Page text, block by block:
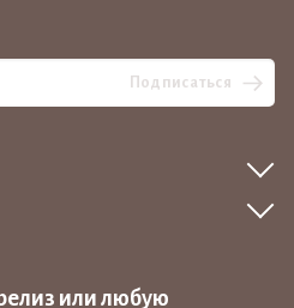
Подписаться
или любую